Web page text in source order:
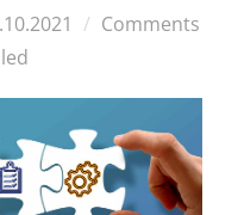
Comments